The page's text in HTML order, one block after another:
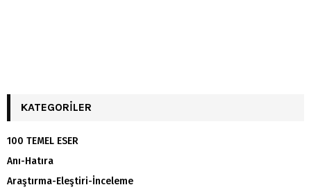
KATEGORILER
100 TEMEL ESER
Anı-Hatıra
Araştırma-Eleştiri-İnceleme